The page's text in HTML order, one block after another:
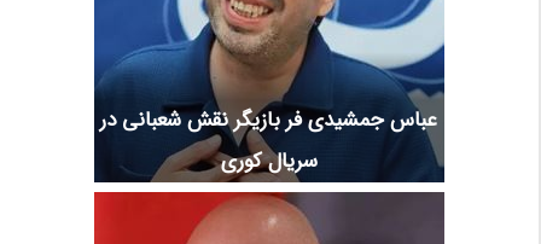
عباس جمشیدی فر بازیگر نقش شعبانی در
سریال کوری